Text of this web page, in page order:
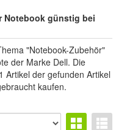
Notebook günstig bei
"Notebook-Zubehör"
der Marke Dell. Die
Artikel der gefunden Artikel
kaufen.